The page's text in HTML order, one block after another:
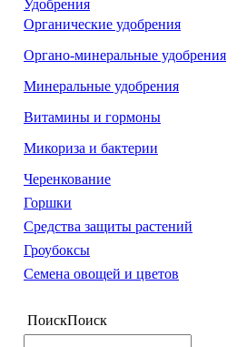
Удобрения
Органические удобрения
Органо-минеральные удобрения
Минеральные удобрения
Витамины и гормоны
Микориза и бактерии
Черенкование
Горшки
Средства защиты растений
Гроубоксы
Семена овощей и цветов
ПоискПоиск